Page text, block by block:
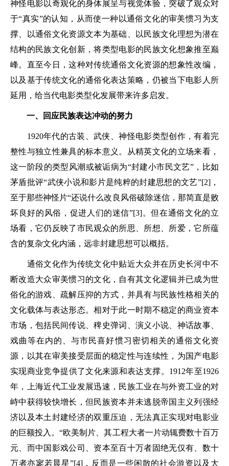
神怪电影以奇观化的身体展呈与视觉体验，突破了观众对
于“真实”的认知，从而使一种以通俗文化的审美惯习为支
撑、以通俗文化资源文本为基础、以民族文化理想为潜在
结构的民族文化创新，将类型电影的民族文化想象推至巅
峰。直至今日，这种对传统通俗文化资源的想象性改编，
以及基于传统文化的通俗化表达策略，仍被当下电影人所
延用，给当代电影类型化发展带来许多启发。
一、回应民族表达冲动的努力
1920年代的古装、武侠、神怪电影类型创作，有着完
整性与独立性兼具的标本意义。从精英文化的立场来看，
这一阶段的类型风潮或被诟病为“封建小市民文艺”，比如
茅盾批评“武侠小说和影片是纯粹的封建思想的文艺”[2]，
至于那些神怪片“还说什么改良风俗破除迷信，那简直是败
坏良好的风俗，促进人们的迷信”[3]。但在通俗文化的立
场看，它仍反映了市民观众的所思、所想、所爱，它所蕴
含的复杂文化内涵，远非封建思想可以概括。
通俗文化作为传统文化中贴近大众并在历史长河中不
断改造大众审美惯习的文化，自有其文化逻辑并已成为世
俗化的游戏、疏解压抑的方式，并具有与民族性格相关的
文化载体与表达形态。相对于此一时期不稳定的商业资本
市场，包括民间传说、稗史弹词、演义小说、神话故事、
戏曲等在内的、与市民喜好惯习密切相关的通俗文化资
源，以其在审美接受层面的稳定性与连续性，为国产电影
实现商业竞争提供了文化来源和表达支撑。1912年至1926
年，上海近代工业发展迅速，民族工业在与外资工业的对
峙中获得较快增长，但民族资本并未逃脱帝国主义列强经
济以及本土封建经济的双重压迫，无法真正实现对电影业
的巨额投入。“欧美制片、其工程大者一片动辄费数十百万
元、而中国影戏公司、资本至百十万者固绝无仅有、数十
万者亦寥若晨星”[4]，反而是一些闲散的社会游资以及大